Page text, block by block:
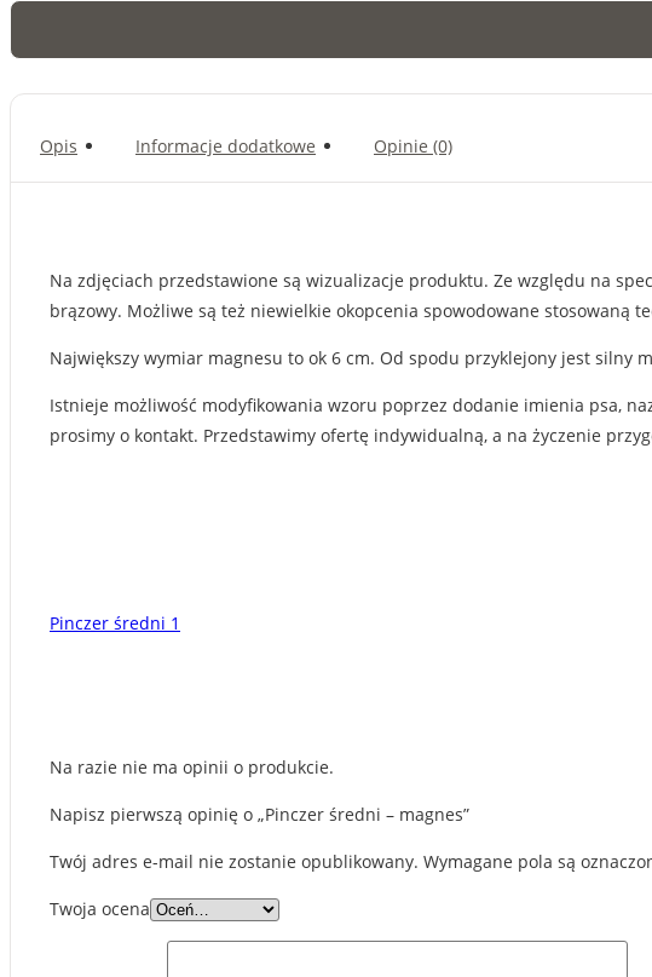
Pinczer
magnes
Opis Informacje dodatkowe Opinie (0)
Na zdjęciach przedstawione są wizualizacje produktu. Ze względu na
brązowy. Możliwe są też niewielkie okopcenia spowodowane stosowaną
Największy wymiar magnesu to ok 6 cm. Od spodu przyklejony jest silny
Istnieje możliwość modyfikowania wzoru poprzez dodanie imienia psa,
prosimy o kontakt. Przedstawimy ofertę indywidualną, a na życzenie
Pinczer średni 1
Na razie nie ma opinii o produkcie.
Napisz pierwszą opinię o „Pinczer średni – magnes”
Twój adres e-mail nie zostanie opublikowany. Wymagane pola są
Twoja ocena